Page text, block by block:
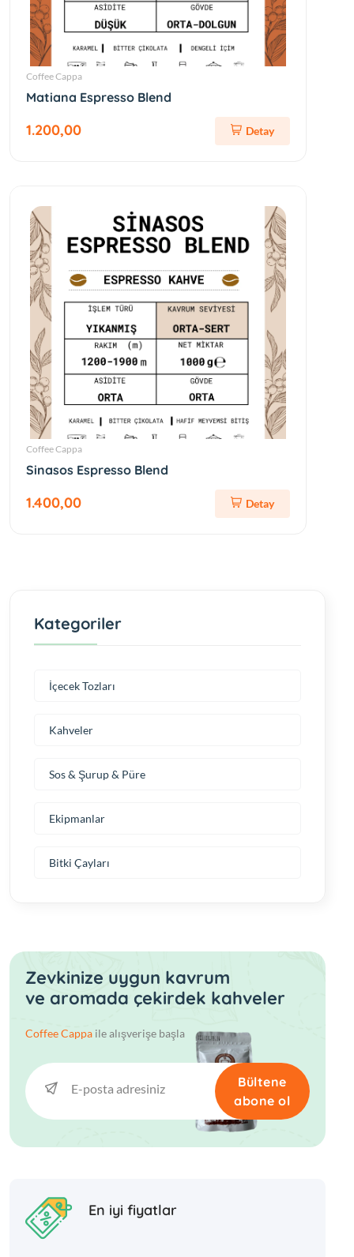
Coffee Cappa
Matiana Espresso Blend
1.200,00 Detay
Coffee Cappa
Sinasos Espresso Blend
1.400,00 Detay
Kategoriler
İçecek Tozları
Kahveler
Sos & Şurup & Püre
Ekipmanlar
Bitki Çayları
Zevkinize uygun kavrum
ve aromada çekirdek kahveler
Coffee Cappa ile alışverişe başla
Bültene
abone ol
En iyi fiyatlar